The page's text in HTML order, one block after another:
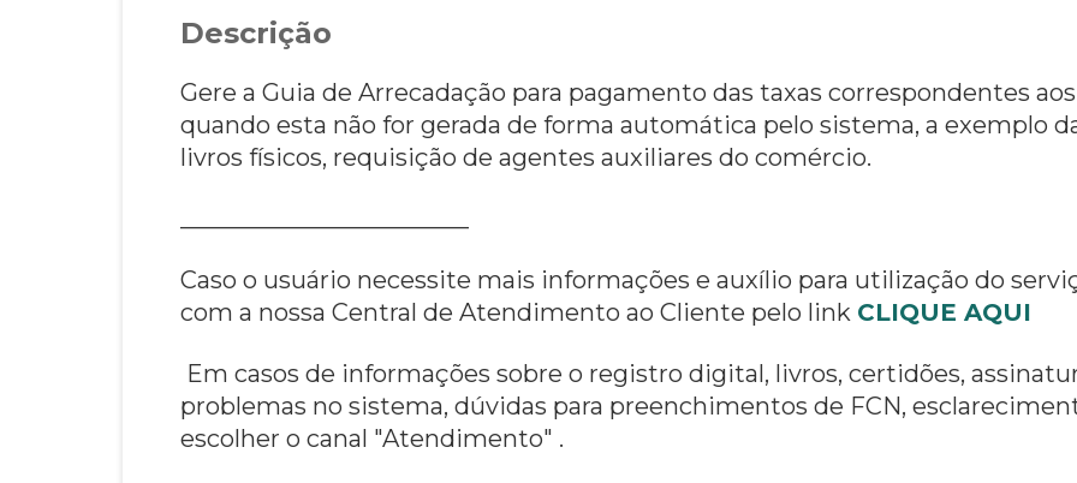
Descrição
Gere a Guia de Arrecadação para pagamento das taxas correspondentes
quando esta não for gerada de forma automática pelo sistema, a exemplo
livros físicos, requisição de agentes auxiliares do comércio.
Caso o usuário necessite mais informações e auxílio para utilização do
com a nossa Central de Atendimento ao Cliente pelo link CLIQUE AQUI
Em casos de informações sobre o registro digital, livros, certidões,
problemas no sistema, dúvidas para preenchimentos de FCN,
escolher o canal "Atendimento" .